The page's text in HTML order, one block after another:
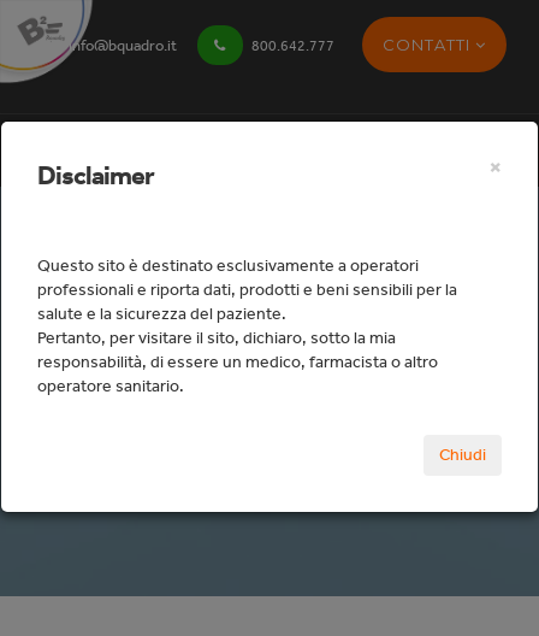
info@bquadro.it 800.642.777 CONTATTI
Studio
Disclaimer ×
Questo sito è destinato esclusivamente a operatori
professionali e riporta dati, prodotti e beni sensibili per la
salute e la sicurezza del paziente.
Pertanto, per visitare il sito, dichiaro, sotto la mia
responsabilità, di essere un medico, farmacista o altro
operatore sanitario.
Chiudi